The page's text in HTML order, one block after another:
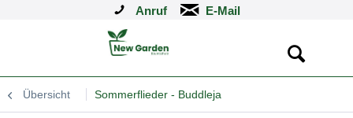
Anruf
Übersicht Sommerflieder - Buddleja